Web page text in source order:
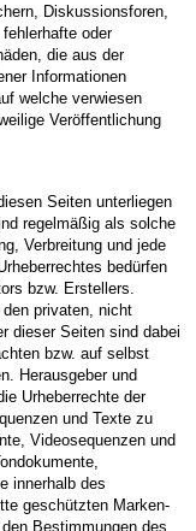
Diskussionsforen,
oder
die aus der
Informationen
welche verwiesen
Veröffentlichung
Seiten unterliegen
regelmäßig als solche
Verbreitung und jede
bedürfen
bzw. Erstellers.
privaten, nicht
dieser Seiten sind dabei
bzw. auf selbst
Herausgeber und
Urheberrechte der
und Texte zu
Videosequenzen und
innerhalb des
geschützten Marken-
Bestimmungen des